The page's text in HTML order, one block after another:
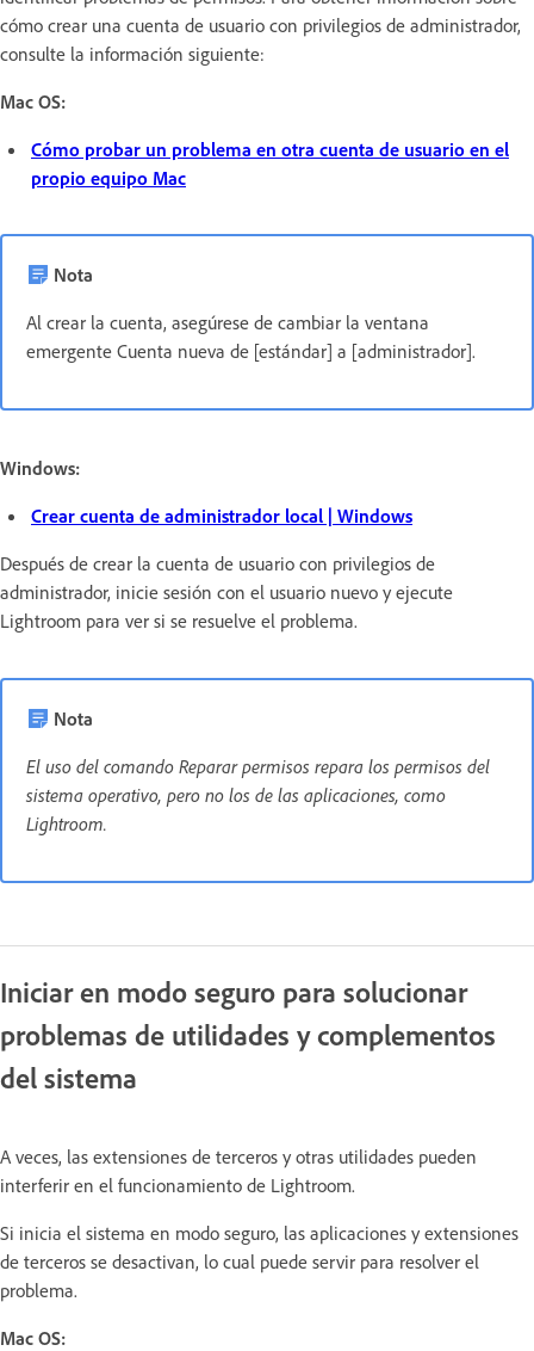
cómo crear una cuenta de usuario con privilegios de administrador,
consulte la información siguiente:
Mac OS:
Cómo probar un problema en otra cuenta de usuario en el
propio equipo Mac
Nota
Al crear la cuenta, asegúrese de cambiar la ventana
emergente Cuenta nueva de [estándar] a [administrador].
Windows:
Crear cuenta de administrador local | Windows
Después de crear la cuenta de usuario con privilegios de
administrador, inicie sesión con el usuario nuevo y ejecute
Lightroom para ver si se resuelve el problema.
Nota
El uso del comando Reparar permisos repara los permisos del
sistema operativo, pero no los de las aplicaciones, como
Lightroom.
Iniciar en modo seguro para solucionar
problemas de utilidades y complementos
del sistema
A veces, las extensiones de terceros y otras utilidades pueden
interferir en el funcionamiento de Lightroom.
Si inicia el sistema en modo seguro, las aplicaciones y extensiones
de terceros se desactivan, lo cual puede servir para resolver el
problema.
Mac OS: